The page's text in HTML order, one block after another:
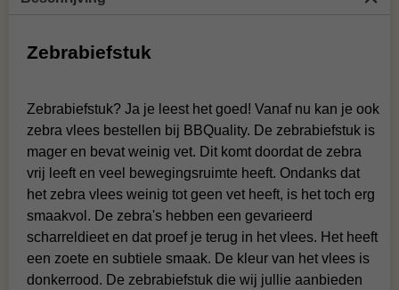
Zebrabiefstuk
Zebrabiefstuk? Ja je leest het goed! Vanaf nu kan je ook
zebra vlees bestellen bij BBQuality. De zebrabiefstuk is
mager en bevat weinig vet. Dit komt doordat de zebra
vrij leeft en veel bewegingsruimte heeft. Ondanks dat
het zebra vlees weinig tot geen vet heeft, is het toch erg
smaakvol. De zebra's hebben een gevarieerd
scharreldieet en dat proef je terug in het vlees. Het heeft
een zoete en subtiele smaak. De kleur van het vlees is
donkerrood. De zebrabiefstuk die wij jullie aanbieden